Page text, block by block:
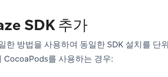
SDK 추가
한 방법을 사용하여 동일한 SDK 설치를 단
CocoaPods를 사용하는 경우: